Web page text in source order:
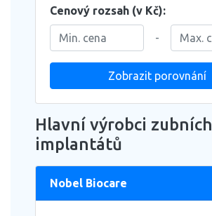
Cenový rozsah (v Kč):
-
Zobrazit porovnání
Hlavní výrobci zubních
implantátů
Nobel Biocare